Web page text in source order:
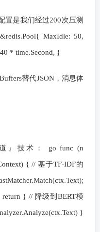
置是我们经过200次压测
MaxIdle: 50,
* time.Second, }
替代JSON，消息体
』技术： go func (n
{ // 基于TF-IDF的
} // 降级到BERT模
}